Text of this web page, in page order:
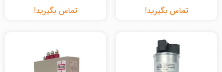
تماس بگیرید! تماس بگیرید!